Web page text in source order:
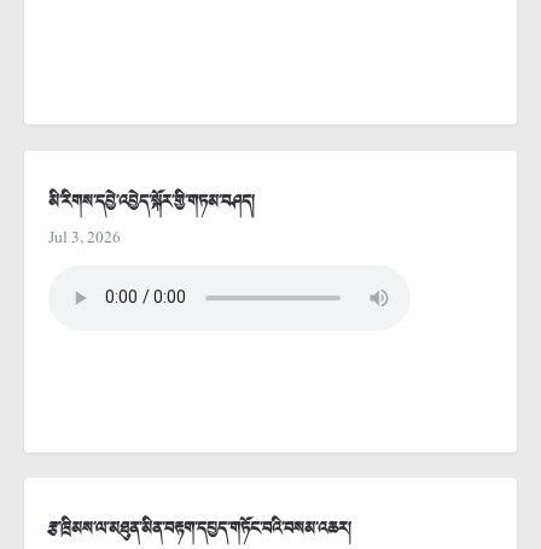
མི་རིགས་དབྱེ་འབྱེད་སྐོར་གྱི་གཏམ་བཤད།
Jul 3, 2026
རྩ་ཁྲིམས་ལ་མཐུན་མིན་བརྟག་དཔྱད་གཏོང་བའི་བསམ་འཆར།